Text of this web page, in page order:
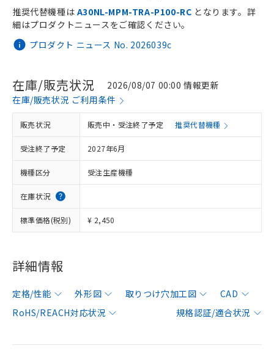
プロダクト ニュース No. 2026039c
推奨代替機種は A30NL-MPM-TRA-P100-RC となります。詳
細はプロダクトニュースをご確認ください。
在庫/販売状況
2026/08/07 00:00 情報更新
在庫/販売状況 ご利用条件
販売状況 販売中・受注終了予定 推奨代替機種
受注終了予定 2027年6月
機種区分 受注生産機種
在庫状況
標準価格(税別) ¥ 2,450
詳細情報
定格/性能 外形図 取りつけ穴加工図
CAD
RoHS/REACH対応状況
規格認証/適合状況